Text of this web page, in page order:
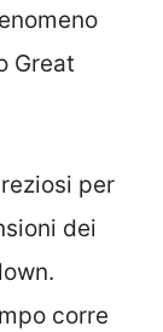
Great
per
dei
corre